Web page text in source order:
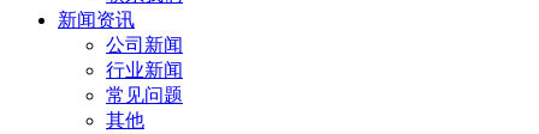
新闻资讯
公司新闻
行业新闻
常见问题
其他